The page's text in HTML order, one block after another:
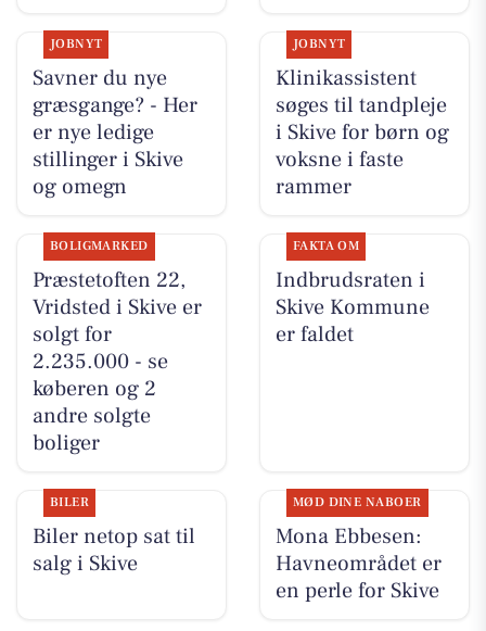
JOBNYT
Savner du nye
græsgange? - Her
er nye ledige
stillinger i Skive
og omegn
JOBNYT
Klinikassistent
søges til tandpleje
i Skive for børn og
voksne i faste
rammer
BOLIGMARKED
Præstetoften 22,
Vridsted i Skive er
solgt for
2.235.000 - se
køberen og 2
andre solgte
boliger
FAKTA OM
Indbrudsraten i
Skive Kommune
er faldet
BILER
Biler netop sat til
salg i Skive
MØD DINE NABOER
Mona Ebbesen:
Havneområdet er
en perle for Skive